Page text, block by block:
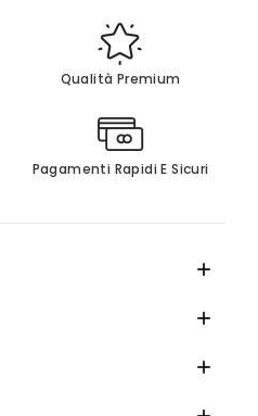
Qualità Premium
Pagamenti Rapidi E Sicuri


